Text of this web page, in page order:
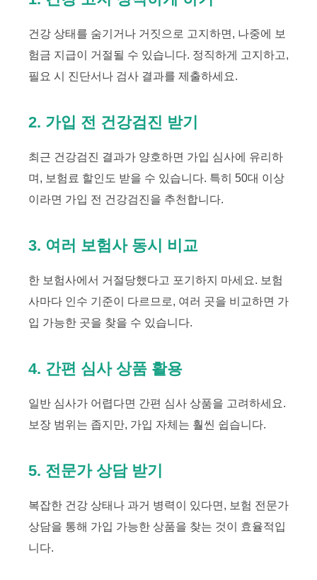
건강 상태를 숨기거나 거짓으로 고지하면, 나중에 보
험금 지급이 거절될 수 있습니다. 정직하게 고지하고,
필요 시 진단서나 검사 결과를 제출하세요.
2. 가입 전 건강검진 받기
최근 건강검진 결과가 양호하면 가입 심사에 유리하
며, 보험료 할인도 받을 수 있습니다. 특히 50대 이상
이라면 가입 전 건강검진을 추천합니다.
3. 여러 보험사 동시 비교
한 보험사에서 거절당했다고 포기하지 마세요. 보험
사마다 인수 기준이 다르므로, 여러 곳을 비교하면 가
입 가능한 곳을 찾을 수 있습니다.
4. 간편 심사 상품 활용
일반 심사가 어렵다면 간편 심사 상품을 고려하세요.
보장 범위는 좁지만, 가입 자체는 훨씬 쉽습니다.
5. 전문가 상담 받기
복잡한 건강 상태나 과거 병력이 있다면, 보험 전문가
상담을 통해 가입 가능한 상품을 찾는 것이 효율적입
니다.